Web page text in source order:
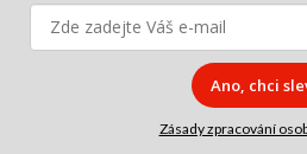
Dova a.s.
zpracování osobních údajů|
Ano, chci
Zásady zpracování